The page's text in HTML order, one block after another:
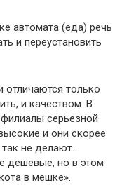
автомата (еда) речь
и переустановить
отличаются только
и качеством. В
серьезной
и они скорее
не делают.
дешевые, но в этом
в мешке».